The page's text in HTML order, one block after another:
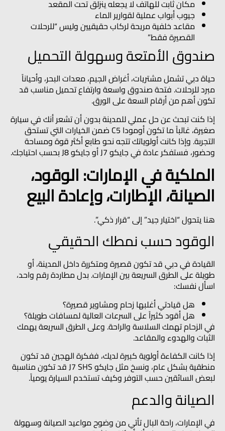
مكان ثابت للهاتف لا يجعله ينزلق تحت المقعد
جيوب أبواب عملية لقوارير الماء
مقاعد خلفية مريحة لركاب حقيقيين وليس “للرحلات
القصيرة فقط”
صندوق الأمتعة وسهولة التحميل
حياة دبي تشمل مشتريات، أغراض الجيم، معدات البحر، وأحياناً
مبرد للرحلات. فتحة صندوق واسعة وارتفاع تحميل مناسب قد
تكون أهم من أرقام السعة على الورق.
إذا كنت تبحث عن حل عملي للمدينة بدون أن تشعر أنك في سيارة
صغيرة، غالباً ما تكونأومودا C5 ضمن الخيارات التي تستحق
التجربة. وإذا كانت أولوياتك تتجه نحو طابع أكثر قوة ومساحة
وحضور، فستفكر عادة فيجايكو J7 أوجايكو J8 بحسب احتياجك.
الملكية في الإمارات: الوقود،
الصيانة، الإطارات، وإعادة البيع
هنا يتحول “اختيار جيد” إلى “قرار ذكي”.
الوقود حسب نمطك الحقيقي
القيادة في دبي قد تكون قصيرة ومتكررة داخل المدينة، أو
طويلة على الطرق السريعة بين الإمارات. بدل مطاردة رقم واحد،
اسأل نفسك:
هل قيادتي أغلبها زحام ومشاوير قصيرة؟
هل أقود كثيراً على السرعات العالية لمسافات طويلة؟
في الزحام تهمك السلاسة والراحة. وعلى الطرق السريعة يهمك
الثبات والهدوء والمقاعد.
إذا كانت الكفاءة أولوية كبيرة لديك، ففكرة الهجين قد تكون
منطقية بشكل عام، ونسخ مثلجايكو J7 SHS قد تكون مناسبة
لبعض السائقين حسب التوفر وكيف تستخدم السيارة يومياً.
الصيانة والدعم
في الإمارات، راحة البال تأتي من وضوح مواعيد الصيانة وسهولة